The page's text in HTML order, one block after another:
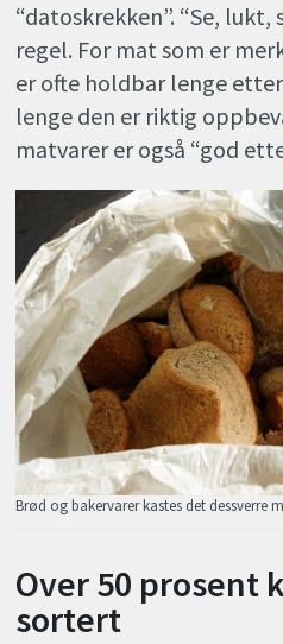
“datoskrekken”. “Se, lukt,
regel. For mat som er
er ofte holdbar lenge
lenge den er riktig
matvarer er også “god
Brød og bakervarer kastes det dessverre
Over 50 prosent
sortert